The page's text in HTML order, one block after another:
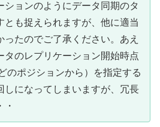
ションのようにデータ同期のタ
とも捉えられますが、他に適当
ったのでご了承ください。あえ
タのレプリケーション開始時点
のポジションから）を指定する
しになってしまいますが、冗長
・